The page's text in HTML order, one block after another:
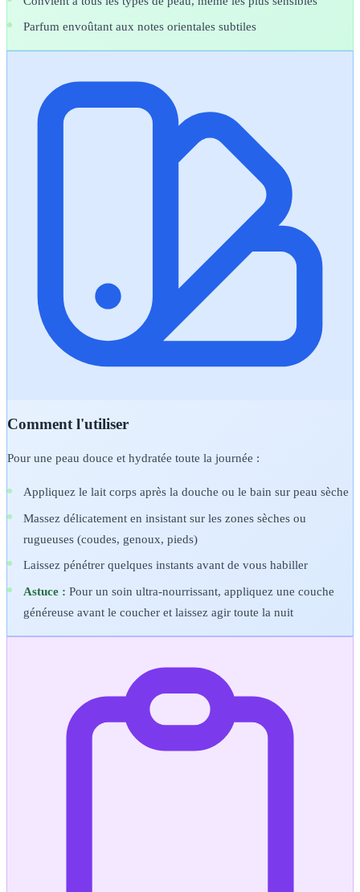
Parfum envoûtant aux notes orientales subtiles
Comment l'utiliser
Pour une peau douce et hydratée toute la journée :
Appliquez le lait corps après la douche ou le bain sur peau sèche
Massez délicatement en insistant sur les zones sèches ou
rugueuses (coudes, genoux, pieds)
Laissez pénétrer quelques instants avant de vous habiller
Astuce : Pour un soin ultra-nourrissant, appliquez une couche
généreuse avant le coucher et laissez agir toute la nuit